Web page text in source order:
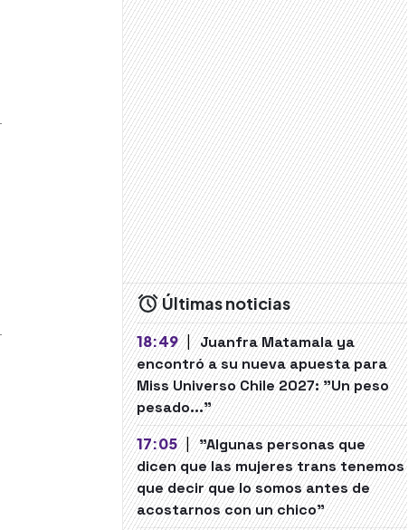
Últimas noticias
18:49 | Juanfra Matamala ya
encontró a su nueva apuesta para
Miss Universo Chile 2027: "Un peso
pesado..."
17:05 | "Algunas personas que
dicen que las mujeres trans tenemos
que decir que lo somos antes de
acostarnos con un chico"